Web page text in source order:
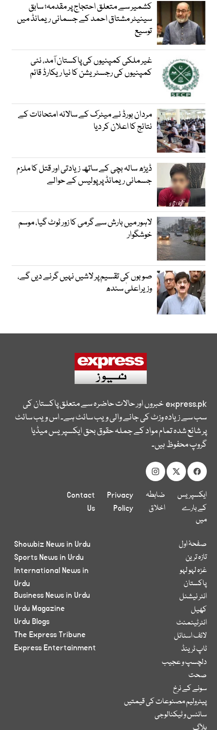
کشمیر سے متعلق احتجاج پر مقدمہ؛ سابق
سینیٹر مشتاق احمد کے جسمانی ریمانڈ میں
توسیع
غیر ملکی کمپنیوں کی پاکستان آمد، نئی
کمپنیوں کی رجسٹریشن کا نیا ریکارڈ قائم
مردان بورڈ نے میٹرک کے سالانہ امتحانات کے
نتائج کا اعلان کر دیا
ڈیڑھ سالہ بچی کے ساتھ زیادتی اور قتل کا ملزم
جسمانی ریمانڈ پر پولیس کے حوالے
لاہور میں بارش سے گرمی کا زور ٹوٹ گیا، موسم
خوشگوار
صوبوں کی تقسیم پر لاشیں نہیں گرنے دیں گے،
وزیراعلیٰ سندھ
express.pkخبروں اور حالات حاضرہ سے متعلق پاکستان کی
سب سے زیادہ وزٹ کی جانے والی ویب سائٹ ہے۔ اس ویب سائٹ
پر شائع شدہ تمام مواد کے جملہ حقوق بحق ایکسپریس میڈیا
گروپ محفوظ ہیں۔
ایکسپریس
کے بارے
میں
ضابطہ
اخلاق
Privacy
Policy
Contact
Us
صفحۂ اول
تازہ ترین
غزہ لہو لہو
پاکستان
انٹر نیشنل
کھیل
انٹرٹینمنٹ
لائف اسٹائل
ٹاپ ٹرینڈ
دلچسپ و عجیب
صحت
سونے کے نرخ
پیٹرولیم مصنوعات کی قیمتیں
سائنس و ٹیکنالوجی
Showbiz News in Urdu
Sports News in Urdu
International News in
Urdu
Business News in Urdu
Urdu Magazine
Urdu Blogs
The Express Tribune
Express Entertainment